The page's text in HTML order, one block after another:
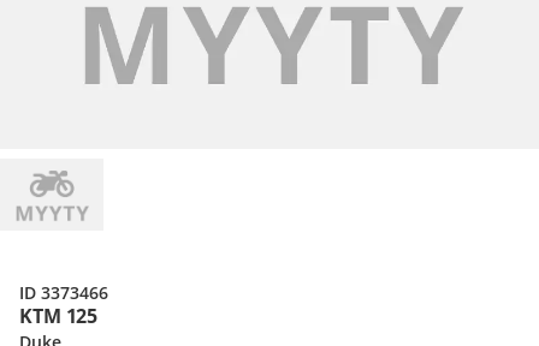
KTM 125
ID 3373466